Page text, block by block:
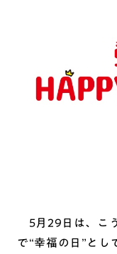
5月29日は、こ
で“幸福の日”とし